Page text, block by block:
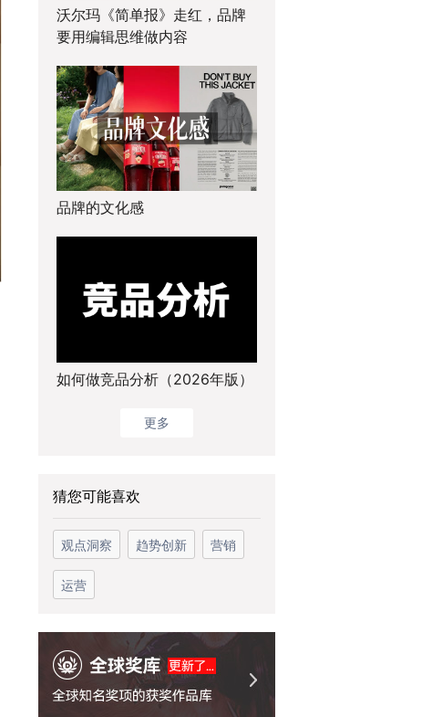
沃尔玛《简单报》走红，品牌
要用编辑思维做内容
品牌的文化感
如何做竞品分析（2026年版）
更多
猜您可能喜欢
观点洞察 趋势创新 营销
运营